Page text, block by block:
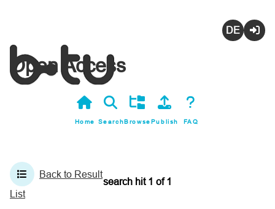
Open Access
Home SearchBrowsePublish FAQ
search hit 1 of1
Back to Result
List